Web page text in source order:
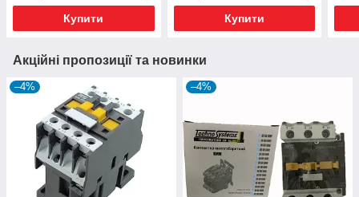
Купити Купити
Акційні пропозиції та новинки
–4% –4%